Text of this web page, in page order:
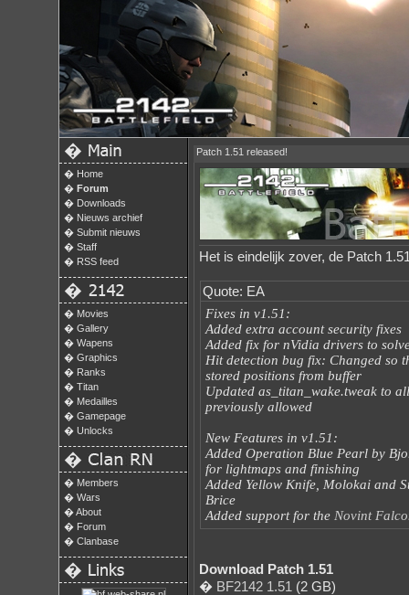
�
� Home
� Forum
� Downloads
� Nieuws archief
� Submit nieuws
� Staff
� RSS feed
�
� Movies
� Gallery
� Wapens
� Graphics
� Ranks
� Titan
� Medailles
� Gamepage
� Unlocks
�
� Members
� Wars
�About
� Forum
� Clanbase
�
Patch 1.51 released!
Het is eindelijk zover, de Patch
Quote: EA
Fixes in v1.51:
Added extra account security fixes
Added fix for nVidia drivers to
Hit detection bug fix: Changed so
stored positions from buffer
Updated as_titan_wake.tweak to
previously allowed
New Features in v1.51:
Added Operation Blue Pearl by
for lightmaps and finishing
Added Yellow Knife, Molokai and
Brice
Added support for the Novint
Download Patch 1.51
� BF2142 1.51 (2 GB)